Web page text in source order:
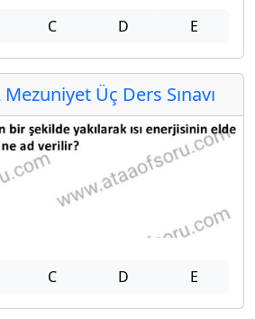
C D E
Üç Ders Sınavı
C D E